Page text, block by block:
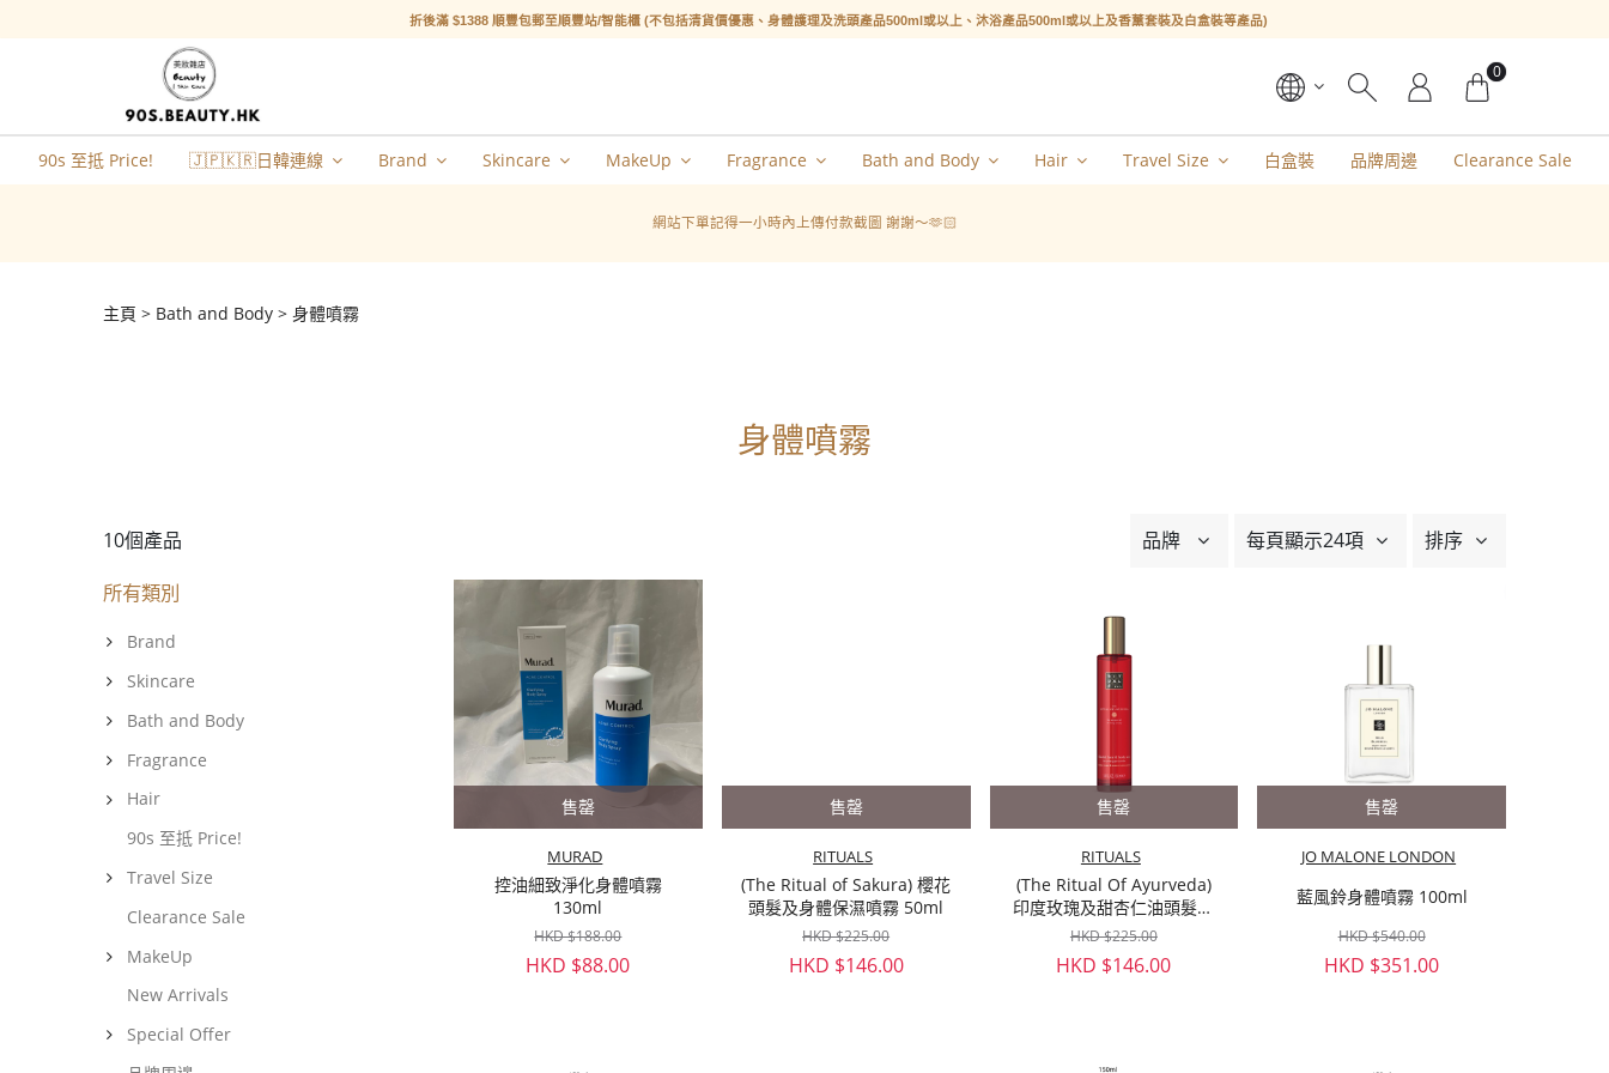
折後滿 $1388 順豐包郵至順豐站/智能櫃 (不包括清貨價優惠、身體護理及洗頭產品500ml或以上、沐浴產品500ml或以上及香薰套裝及白盒裝等產品)
0
90s 至抵 Price! 🇯🇵🇰🇷日韓連線 Brand Skincare MakeUp Fragrance Bath and Body Hair Travel Size 白盒裝 品牌周邊 Clearance Sale
網站下單記得一小時內上傳付款截圖 謝謝～🫶🏻
主頁 Bath and Body 身體噴霧
身體噴霧
品牌 每頁顯示24項 排序
10個產品
所有類別
Brand
Skincare
Bath and Body
Fragrance
Hair
90s 至抵 Price!
Travel Size
Clearance Sale
MakeUp
New Arrivals
Special Offer
售罄
MURAD
控油細致淨化身體噴霧
130ml
HKD $188.00
HKD $88.00
售罄
RITUALS
(The Ritual of Sakura) 櫻花
頭髮及身體保濕噴霧 50ml
HKD $225.00
HKD $146.00
售罄
RITUALS
(The Ritual Of Ayurveda)
印度玫瑰及甜杏仁油頭髮及
身體保濕噴霧 50ml
HKD $225.00
HKD $146.00
售罄
JO MALONE LONDON
藍風鈴身體噴霧 100ml
HKD $540.00
HKD $351.00